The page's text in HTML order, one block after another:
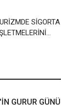
SİGORTA
GURUR GÜNÜ